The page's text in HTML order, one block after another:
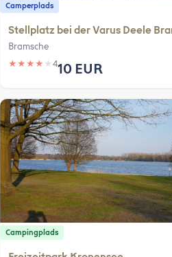
Camperplads
Stellplatz bei der Varus Deele
Bramsche
★ ★ ★ ★ ★ 410 EUR
Campingplads